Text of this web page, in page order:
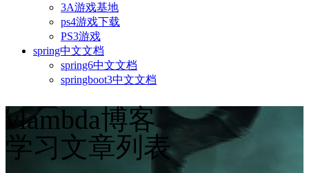
3A游戏基地
ps4游戏下载
PS3游戏
spring中文文档
spring6中文文档
springboot3中文文档
vlambda博客
学习文章列表